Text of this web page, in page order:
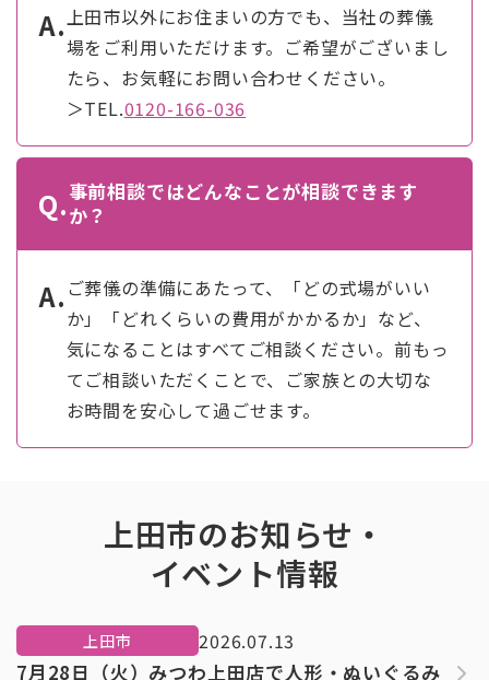
A.上田市以外にお住まいの方でも、当社の葬儀
場をご利用いただけます。ご希望がございまし
たら、お気軽にお問い合わせください。
＞TEL.0120-166-036
Q.事前相談ではどんなことが相談できます
か？
A. ご葬儀の準備にあたって、「どの式場がいい
か」「どれくらいの費用がかかるか」など、
気になることはすべてご相談ください。前もっ
てご相談いただくことで、ご家族との大切な
お時間を安心して過ごせます。
上田市のお知らせ・
イベント情報
2026.07.13
上田市
7月28日（火）みつわ上田店で人形・ぬいぐるみ